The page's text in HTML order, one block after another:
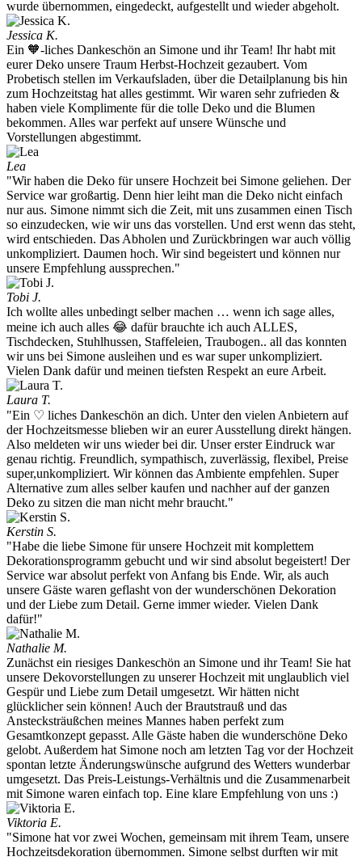
wurde übernommen, eingedeckt, aufgestellt und wieder abgeholt.
Jessica K.
Ein 🧡-liches Dankeschön an Simone und ihr Team! Ihr habt mit
eurer Deko unsere Traum Herbst-Hochzeit gezaubert. Vom
Probetisch stellen im Verkaufsladen, über die Detailplanung bis hin
zum Hochzeitstag hat alles gestimmt. Wir waren sehr zufrieden &
haben viele Komplimente für die tolle Deko und die Blumen
bekommen. Alles war perfekt auf unsere Wünsche und
Vorstellungen abgestimmt.
Lea
"Wir haben die Deko für unsere Hochzeit bei Simone geliehen. Der
Service war großartig. Denn hier leiht man die Deko nicht einfach
nur aus. Simone nimmt sich die Zeit, mit uns zusammen einen Tisch
so einzudecken, wie wir uns das vorstellen. Und erst wenn das steht,
wird entschieden. Das Abholen und Zurückbringen war auch völlig
unkompliziert. Daumen hoch. Wir sind begeistert und können nur
unsere Empfehlung aussprechen."
Tobi J.
Ich wollte alles unbedingt selber machen … wenn ich sage alles,
meine ich auch alles 😂 dafür brauchte ich auch ALLES,
Tischdecken, Stuhlhussen, Staffeleien, Traubogen.. all das konnten
wir uns bei Simone ausleihen und es war super unkompliziert.
Vielen Dank dafür und meinen tiefsten Respekt an eure Arbeit.
Laura T.
"Ein ♡ liches Dankeschön an dich. Unter den vielen Anbietern auf
der Hochzeitsmesse blieben wir an eurer Ausstellung direkt hängen.
Also meldeten wir uns wieder bei dir. Unser erster Eindruck war
genau richtig. Freundlich, sympathisch, zuverlässig, flexibel, Preise
super,unkompliziert. Wir können das Ambiente empfehlen. Super
Alternative zum alles selber kaufen und nachher auf der ganzen
Deko zu sitzen die man nicht mehr braucht."
Kerstin S.
"Habe die liebe Simone für unsere Hochzeit mit komplettem
Dekorationsprogramm gebucht und wir sind absolut begeistert! Der
Service war absolut perfekt von Anfang bis Ende. Wir, als auch
unsere Gäste waren geflasht von der wunderschönen Dekoration
und der Liebe zum Detail. Gerne immer wieder. Vielen Dank
dafür!"
Nathalie M.
Zunächst ein riesiges Dankeschön an Simone und ihr Team! Sie hat
unsere Dekovorstellungen zu unserer Hochzeit mit unglaublich viel
Gespür und Liebe zum Detail umgesetzt. Wir hätten nicht
glücklicher sein können! Auch der Brautstrauß und das
Anstecksträußchen meines Mannes haben perfekt zum
Gesamtkonzept gepasst. Alle Gäste haben die wunderschöne Deko
gelobt. Außerdem hat Simone noch am letzten Tag vor der Hochzeit
spontan letzte Änderungswünsche aufgrund des Wetters wunderbar
umgesetzt. Das Preis-Leistungs-Verhältnis und die Zusammenarbeit
mit Simone waren einfach top. Eine klare Empfehlung von uns :)
Viktoria E.
"Simone hat vor zwei Wochen, gemeinsam mit ihrem Team, unsere
Hochzeitsdekoration übernommen. Simone selbst durften wir mit